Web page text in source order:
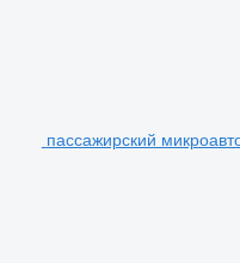
пассажирский